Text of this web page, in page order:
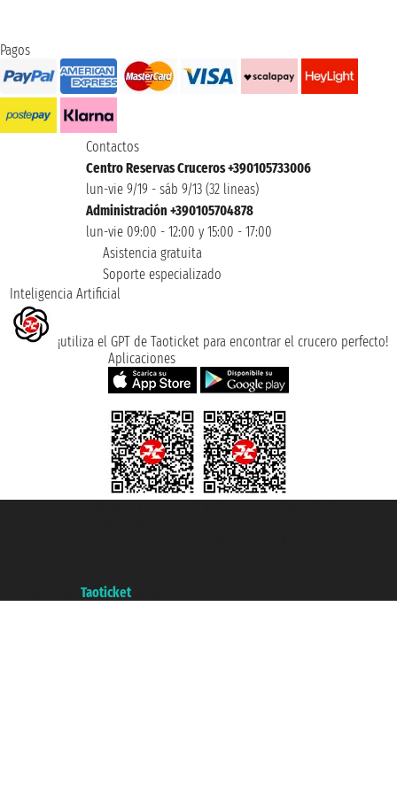
Pagos
Contactos
Centro Reservas Cruceros +390105733006
lun-vie 9/19 - sáb 9/13 (32 lineas)
Administración +390105704878
lun-vie 09:00 - 12:00 y 15:00 - 17:00
Asistencia gratuita
Soporte especializado
Inteligencia Artificial
¡utiliza el GPT de Taoticket para encontrar el crucero perfecto!
Aplicaciones
Taoticket